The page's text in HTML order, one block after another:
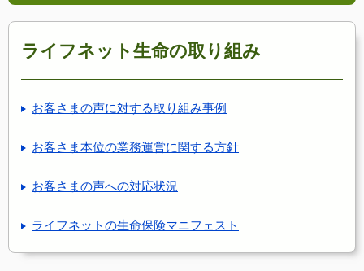
ライフネット生命の取り組み
お客さまの声に対する取り組み事例
お客さま本位の業務運営に関する方針
お客さまの声への対応状況
ライフネットの生命保険マニフェスト